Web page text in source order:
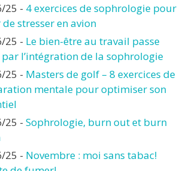
25 - 4 exercices de sophrologie pour
stresser en avion
25 - Le bien-être au travail passe
l’intégration de la sophrologie
25 - Masters de golf – 8 exercices de
mentale pour optimiser son
25 - Sophrologie, burn out et burn
25 - Novembre : moi sans tabac!